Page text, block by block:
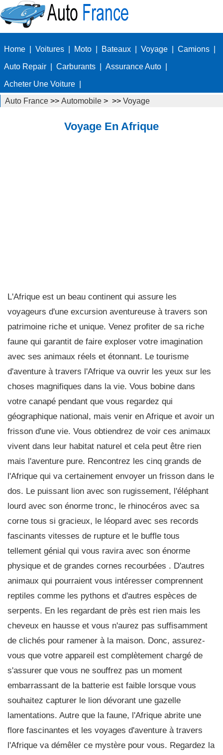
Home Voitures Moto Bateaux Voyage Camions
Auto Repair Carburants Assurance Auto
Acheter Une Voiture
Auto France >> Automobile > >> Voyage
Voyage En Afrique
L'Afrique est un beau continent qui assure les
voyageurs d'une excursion aventureuse à travers son
patrimoine riche et unique. Venez profiter de sa riche
faune qui garantit de faire exploser votre imagination
avec ses animaux réels et étonnant. Le tourisme
d'aventure à travers l'Afrique va ouvrir les yeux sur les
choses magnifiques dans la vie. Vous bobine dans
votre canapé pendant que vous regardez qui
géographique national, mais venir en Afrique et avoir un
frisson d'une vie. Vous obtiendrez de voir ces animaux
vivent dans leur habitat naturel et cela peut être rien
mais l'aventure pure. Rencontrez les cinq grands de
l'Afrique qui va certainement envoyer un frisson dans le
dos. Le puissant lion avec son rugissement, l'éléphant
lourd avec son énorme tronc, le rhinocéros avec sa
corne tous si gracieux, le léopard avec ses records
fascinants vitesses de rupture et le buffle tous
tellement génial qui vous ravira avec son énorme
physique et de grandes cornes recourbées . D'autres
animaux qui pourraient vous intéresser comprennent
reptiles comme les pythons et d'autres espèces de
serpents. En les regardant de près est rien mais les
cheveux en hausse et vous n'aurez pas suffisamment
de clichés pour ramener à la maison. Donc, assurez-
vous que votre appareil est complètement chargé de
s'assurer que vous ne souffrez pas un moment
embarrassant de la batterie est faible lorsque vous
souhaitez capturer le lion dévorant une gazelle
lamentations. Autre que la faune, l'Afrique abrite une
flore fascinantes et les voyages d'aventure à travers
l'Afrique va démêler ce mystère pour vous. Regardez la